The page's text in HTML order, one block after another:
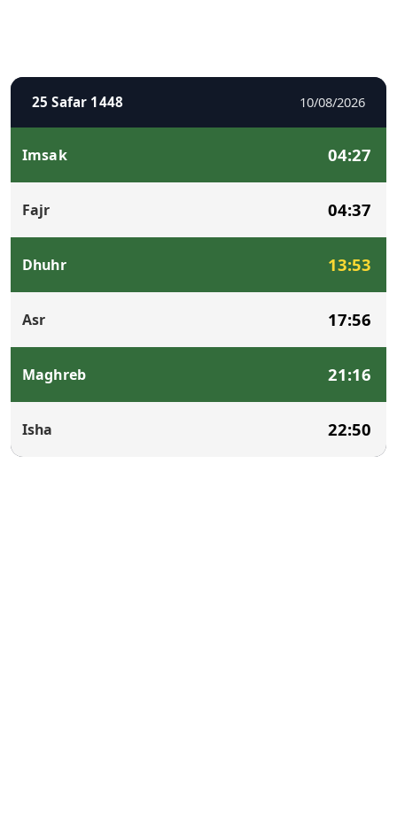
25 Safar 1448 10/08/2026
Imsak 04:27
Fajr 04:37
Dhuhr 13:53
Asr 17:56
Maghreb 21:16
Isha 22:50